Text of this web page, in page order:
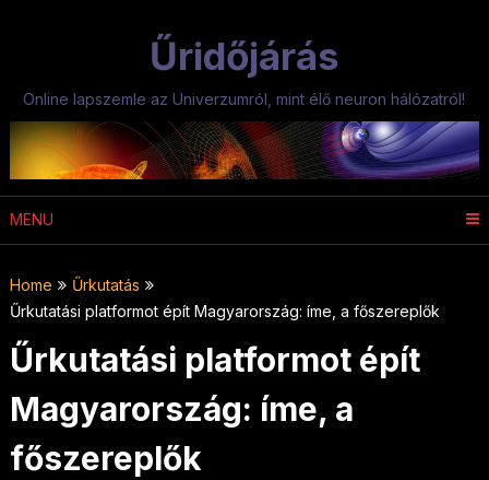
Űridőjárás
Online lapszemle az Univerzumról, mint élő neuron hálózatról!
MENU
Home
Űrkutatás
Űrkutatási platformot épít Magyarország: íme, a főszereplők
Űrkutatási platformot épít
Magyarország: íme, a
főszereplők